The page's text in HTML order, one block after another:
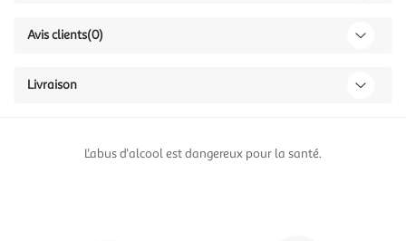
Avis clients(0)
Livraison
L'abus d'alcool est dangereux pour la santé.